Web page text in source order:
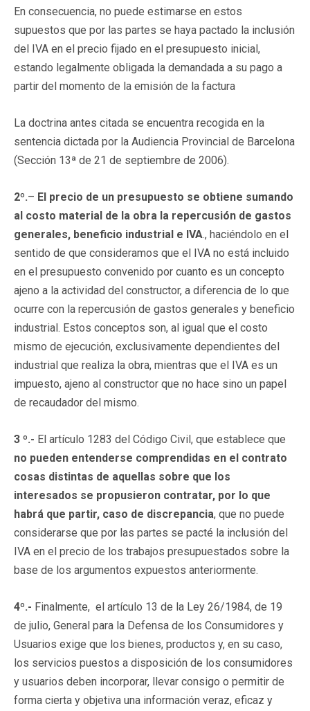
En consecuencia, no puede estimarse en estos
supuestos que por las partes se haya pactado la inclusión
del IVA en el precio fijado en el presupuesto inicial,
estando legalmente obligada la demandada a su pago a
partir del momento de la emisión de la factura
La doctrina antes citada se encuentra recogida en la
sentencia dictada por la Audiencia Provincial de Barcelona
(Sección 13ª de 21 de septiembre de 2006).
2º.– El precio de un presupuesto se obtiene sumando
al costo material de la obra la repercusión de gastos
generales, beneficio industrial e IVA., haciéndolo en el
sentido de que consideramos que el IVA no está incluido
en el presupuesto convenido por cuanto es un concepto
ajeno a la actividad del constructor, a diferencia de lo que
ocurre con la repercusión de gastos generales y beneficio
industrial. Estos conceptos son, al igual que el costo
mismo de ejecución, exclusivamente dependientes del
industrial que realiza la obra, mientras que el IVA es un
impuesto, ajeno al constructor que no hace sino un papel
de recaudador del mismo.
3 º.- El artículo 1283 del Código Civil, que establece que
no pueden entenderse comprendidas en el contrato
cosas distintas de aquellas sobre que los
interesados se propusieron contratar, por lo que
habrá que partir, caso de discrepancia, que no puede
considerarse que por las partes se pacté la inclusión del
IVA en el precio de los trabajos presupuestados sobre la
base de los argumentos expuestos anteriormente.
4º.- Finalmente, el artículo 13 de la Ley 26/1984, de 19
de julio, General para la Defensa de los Consumidores y
Usuarios exige que los bienes, productos y, en su caso,
los servicios puestos a disposición de los consumidores
y usuarios deben incorporar, llevar consigo o permitir de
forma cierta y objetiva una información veraz, eficaz y